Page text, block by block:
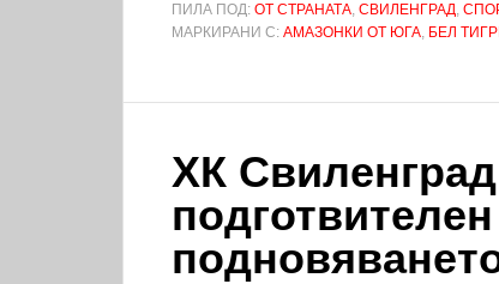
ПИЛА ПОД: ОТ СТРАНАТА, СВИЛЕНГРАД,
МАРКИРАНИ С: АМАЗОНКИ ОТ ЮГА, БЕЛ
ХК